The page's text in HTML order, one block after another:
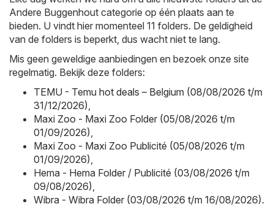
Andere Buggenhout categorie op één plaats aan te
bieden. U vindt hier momenteel 11 folders. De geldigheid
van de folders is beperkt, dus wacht niet te lang.
Mis geen geweldige aanbiedingen en bezoek onze site
regelmatig. Bekijk deze folders:
TEMU - Temu hot deals – Belgium (08/08/2026 t/m
31/12/2026)
Maxi Zoo - Maxi Zoo Folder (05/08/2026 t/m
01/09/2026)
Maxi Zoo - Maxi Zoo Publicité (05/08/2026 t/m
01/09/2026)
Hema - Hema Folder / Publicité (03/08/2026 t/m
09/08/2026)
Wibra - Wibra Folder (03/08/2026 t/m 16/08/2026).